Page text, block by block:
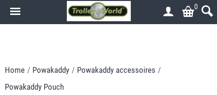
0
Home / Powakaddy / Powakaddy accessoires /
Powakaddy Pouch